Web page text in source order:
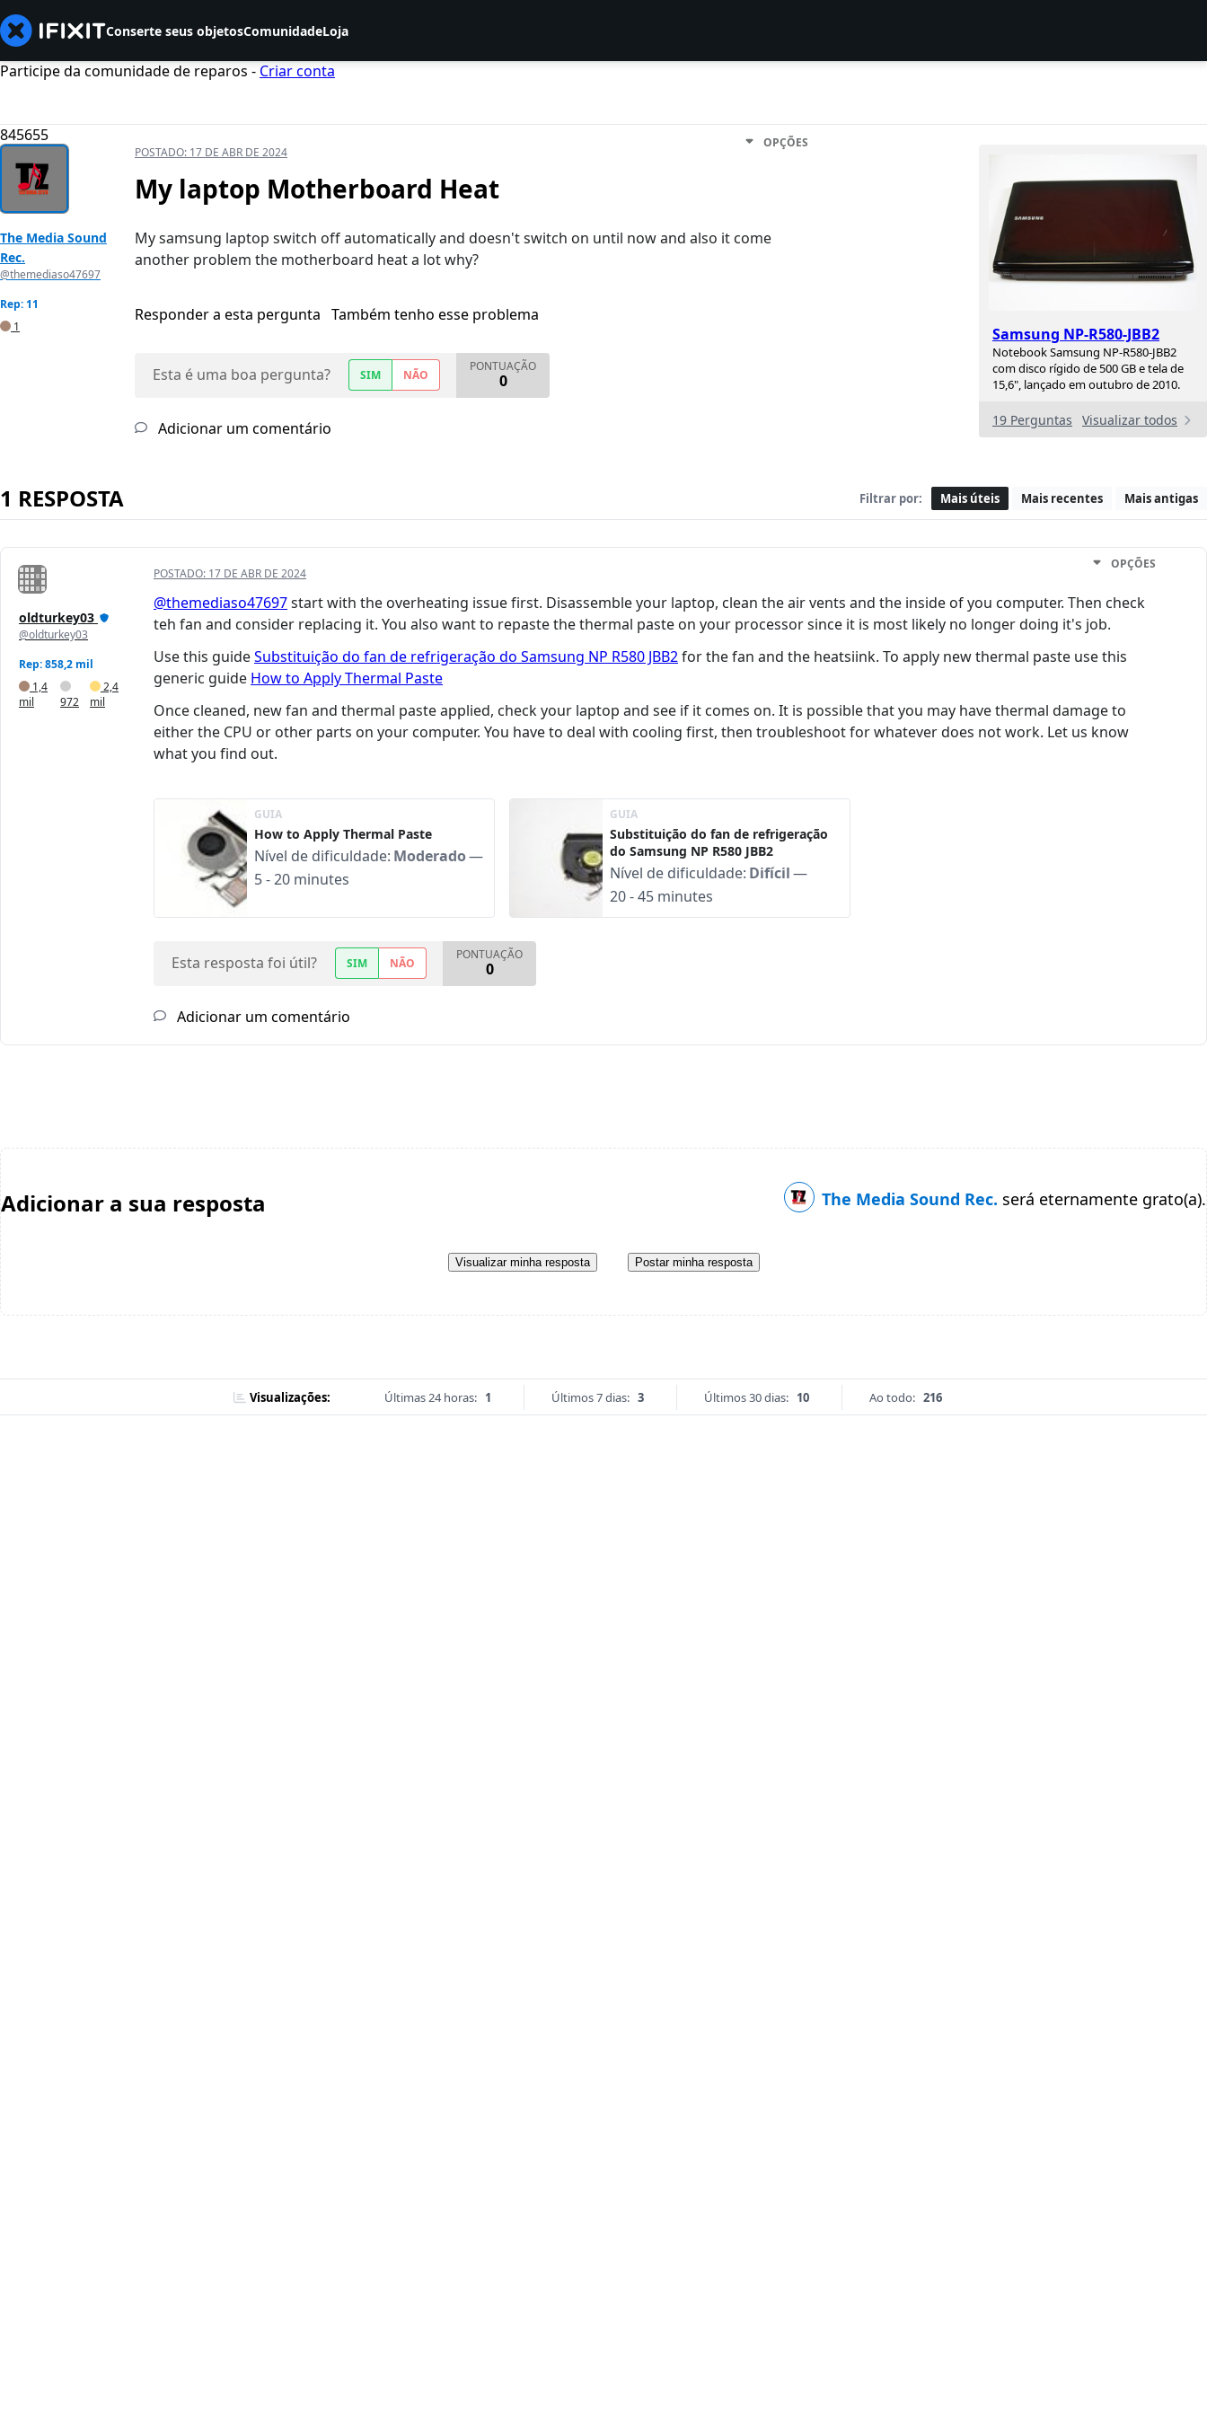
Conserte seus objetosComunidadeLoja
Participe da comunidade de reparos - Criar conta
845655
Samsung NP-R580-JBB2
Notebook Samsung NP-R580-JBB2
com disco rígido de 500 GB e tela de
15,6", lançado em outubro de 2010.
19 Perguntas Visualizar todos
The Media Sound
Rec.
@themediaso47697
Rep: 11
1
POSTADO: 17 DE ABR DE 2024
OPÇÕES
My laptop Motherboard Heat
My samsung laptop switch off automatically and doesn't switch on until now and also it come
another problem the motherboard heat a lot why?
Responder a esta pergunta Também tenho esse problema
Esta é uma boa pergunta? SIM NÃO
PONTUAÇÃO
0
Adicionar um comentário
1 RESPOSTA Filtrar por: Mais úteis Mais recentes Mais antigas
oldturkey03
@oldturkey03
Rep: 858,2 mil
1,4
mil
972
2,4
mil
POSTADO: 17 DE ABR DE 2024
OPÇÕES
@themediaso47697start with the overheating issue first. Disassemble your laptop, clean the air vents and the inside of you computer. Then check
teh fan and consider replacing it. You also want to repaste the thermal paste on your processor since it is most likely no longer doing it's job.
Use this guideSubstituição do fan de refrigeração do Samsung NP R580 JBB2for the fan and the heatsiink. To apply new thermal paste use this
generic guide How to Apply Thermal Paste
Once cleaned, new fan and thermal paste applied, check your laptop and see if it comes on. It is possible that you may have thermal damage to
either the CPU or other parts on your computer. You have to deal with cooling first, then troubleshoot for whatever does not work. Let us know
what you find out.
GUIA
How to Apply Thermal Paste
Nível de dificuldade: Moderado—
5 - 20 minutes
GUIA
Substituição do fan de refrigeração
do Samsung NP R580 JBB2
Nível de dificuldade: Difícil—
20 - 45 minutes
Esta resposta foi útil? SIM NÃO
PONTUAÇÃO
0
Adicionar um comentário
Adicionar a sua resposta The Media Sound Rec. será eternamente grato(a).
Visualizar minha resposta Postar minha resposta
Visualizações: Últimas 24 horas: 1 Últimos 7 dias: 3 Últimos 30 dias: 10 Ao todo: 216